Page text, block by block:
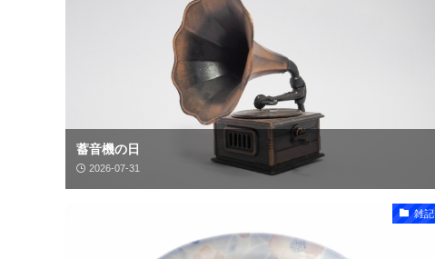
蓄音機の日
2026-07-31
雑記